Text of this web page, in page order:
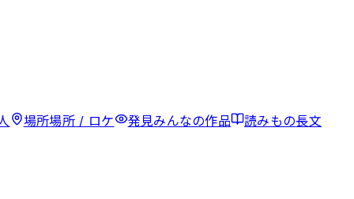
場所場所 / ロケ 発見みんなの作品 読みもの長文